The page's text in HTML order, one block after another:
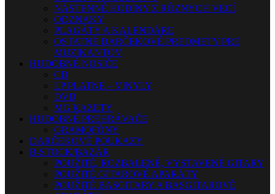
NÁSTENNÉ HODINY Z RÔZNYCH VECÍ
ODZNAKY
PLAGÁTY A KALENDÁRE
OSTATNÉ DARČEKOVÉ PREDMETY PRE
MUZIKANTOV
HUDOBNÉ NOSIČE
CD
LP PLATNE – VINYLY
DVD
MG KAZETY
HUDOBNÉ PREHRÁVAČE
GRAMOFÓNY
DARČEKOVÉ POUKAZY
B-STOCK/BAZÁR
POUŽITÉ, ROZBALENÉ, VYSTAVENÉ GITARY
POUŽITÉ GITAROVÉ APARÁTY
POUŽITÉ BASGITARY A BASGITAROVÉ